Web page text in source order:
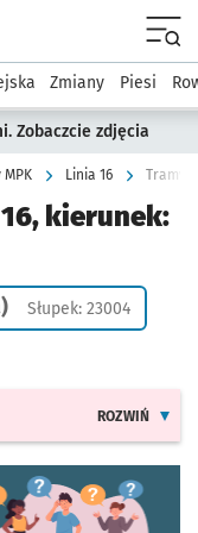
Komunikacja
Zmiany Piesi
Zobaczcie zdjęcia
MPK Linia 16
kierunek:
Słupek: 23004
ROZWIŃ